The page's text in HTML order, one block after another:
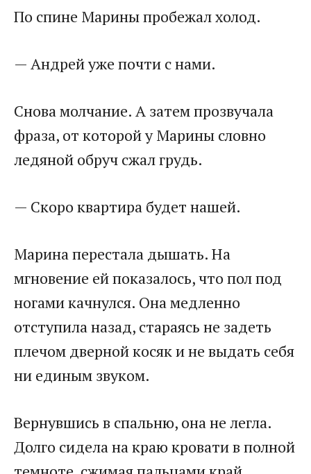
По спине Марины пробежал холод.
— Андрей уже почти с нами.
Снова молчание. А затем прозвучала
фраза, от которой у Марины словно
ледяной обруч сжал грудь.
— Скоро квартира будет нашей.
Марина перестала дышать. На
мгновение ей показалось, что пол под
ногами качнулся. Она медленно
отступила назад, стараясь не задеть
плечом дверной косяк и не выдать себя
ни единым звуком.
Вернувшись в спальню, она не легла.
Долго сидела на краю кровати в полной